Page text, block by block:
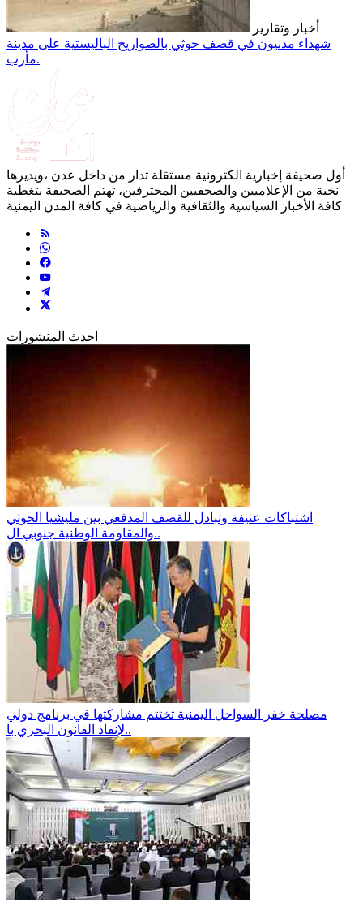
أخبار وتقارير
شهداء مدنيون في قصف حوثي بالصواريخ الباليستية على مدينة
مأرب.
أول صحيفة إخبارية الكترونية مستقلة تدار من داخل عدن ،ويديرها
نخبة من الإعلاميين والصحفيين المحترفين، تهتم الصحيفة بتغطية
كافة الأخبار السياسية والثقافية والرياضية في كافة المدن اليمنية
احدث المنشورات
اشتباكات عنيفة وتبادل للقصف المدفعي بين مليشيا الحوثي
والمقاومة الوطنية جنوبي ال..
مصلحة خفر السواحل اليمنية تختتم مشاركتها في برنامج دولي
لإنفاذ القانون البحري با..